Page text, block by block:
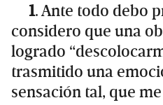
1. Ante todo debo
considero que una
logrado
trasmitido una
sensación tal, que